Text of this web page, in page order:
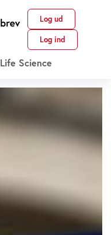
Log ud
Log ind
Life Science